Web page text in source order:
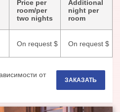
Price per
room/per
two nights
Additional
night per
room
On request $ On request $
от
ЗАКАЗАТЬ